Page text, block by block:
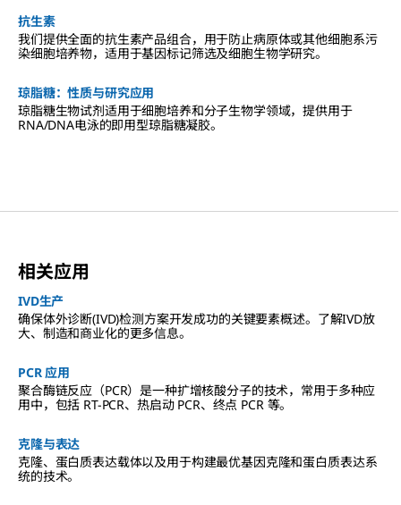
抗生素
我们提供全面的抗生素产品组合，用于防止病原体或其他细胞系污
染细胞培养物，适用于基因标记筛选及细胞生物学研究。
琼脂糖：性质与研究应用
琼脂糖生物试剂适用于细胞培养和分子生物学领域，提供用于
RNA/DNA电泳的即用型琼脂糖凝胶。
相关应用
IVD生产
确保体外诊断(IVD)检测方案开发成功的关键要素概述。了解IVD放
大、制造和商业化的更多信息。
PCR 应用
聚合酶链反应（PCR）是一种扩增核酸分子的技术，常用于多种应
用中，包括 RT-PCR、热启动 PCR、终点 PCR 等。
克隆与表达
克隆、蛋白质表达载体以及用于构建最优基因克隆和蛋白质表达系
统的技术。